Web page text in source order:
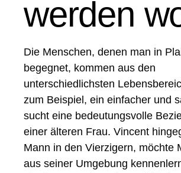
werden
Die Menschen, denen man in
begegnet, kommen aus den
unterschiedlichsten
zum Beispiel, ein einfacher und
sucht eine bedeutungsvolle
einer älteren Frau. Vincent
Mann in den Vierzigern, möchte
aus seiner Umgebung